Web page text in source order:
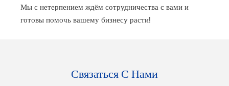
Мы с нетерпением ждём сотрудничества с вами и
готовы помочь вашему бизнесу расти!
Связаться С Нами